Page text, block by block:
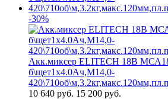
-30%
Акк.миксер ELITECH 18В
б\щет1х4.0Ач,М14,0-
10 640 руб. 15 200 руб.